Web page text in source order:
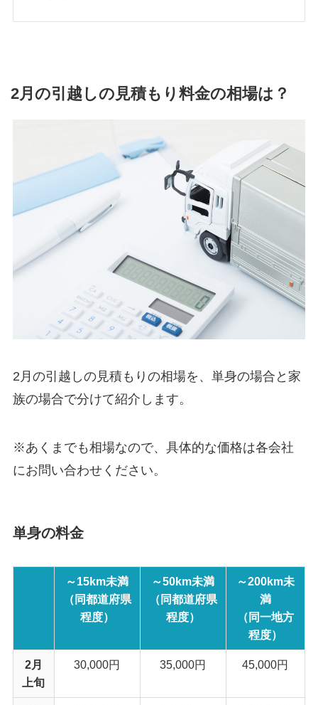
2月の引越しの見積もり料金の相場は？
2月の引越しの見積もりの相場を、単身の場合と家
族の場合で分けて紹介します。
※あくまでも相場なので、具体的な価格は各会社
にお問い合わせください。
単身の料金
～15km未満
（同都道府県
程度）
～50km未満
（同都道府県
程度）
～200km未
満
（同一地方
程度）
2月
上旬
30,000円 35,000円 45,000円